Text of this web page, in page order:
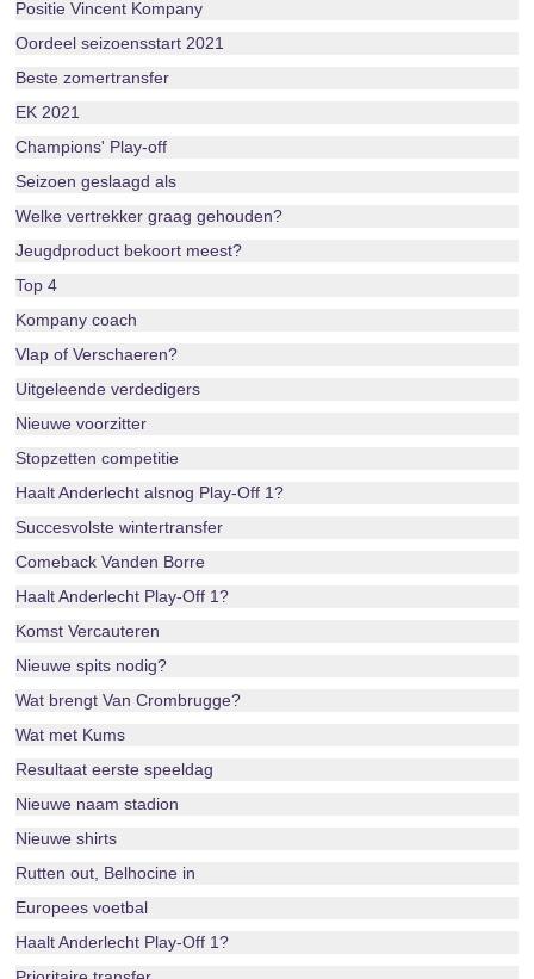
Positie Vincent Kompany
Oordeel seizoensstart 2021
Beste zomertransfer
EK 2021
Champions' Play-off
Seizoen geslaagd als
Welke vertrekker graag gehouden?
Jeugdproduct bekoort meest?
Top 4
Kompany coach
Vlap of Verschaeren?
Uitgeleende verdedigers
Nieuwe voorzitter
Stopzetten competitie
Haalt Anderlecht alsnog Play-Off 1?
Succesvolste wintertransfer
Comeback Vanden Borre
Haalt Anderlecht Play-Off 1?
Komst Vercauteren
Nieuwe spits nodig?
Wat brengt Van Crombrugge?
Wat met Kums
Resultaat eerste speeldag
Nieuwe naam stadion
Nieuwe shirts
Rutten out, Belhocine in
Europees voetbal
Haalt Anderlecht Play-Off 1?